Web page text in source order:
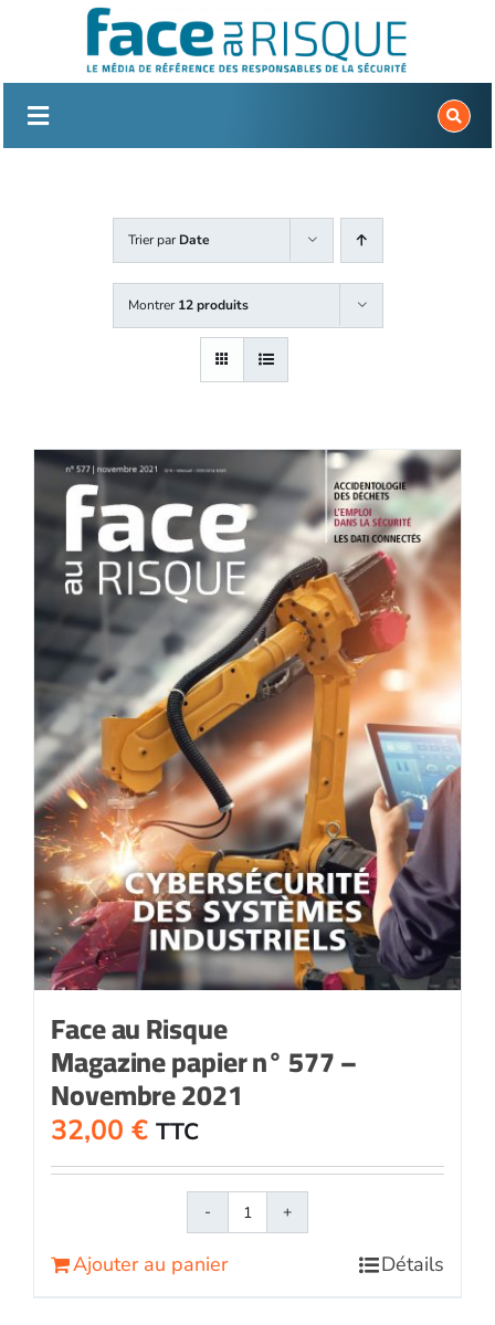
Trier parDate
Montrer12 produits
Face au Risque
Magazine papier n° 577 –
Novembre 2021
32,00 € TTC
quantité
Ajouter au panier Détails